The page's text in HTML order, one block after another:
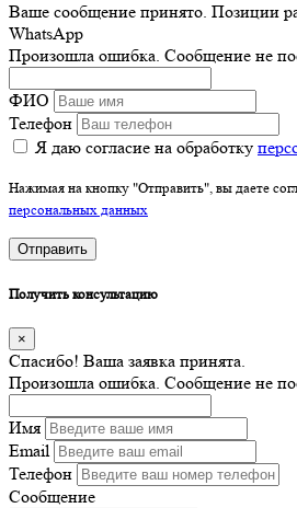
Ваше сообщение принято. Позиции
WhatsApp
Произошла ошибка. Сообщение не
ФИО
Телефон
Я даю согласие на обработку
Нажимая на кнопку "Отправить", вы даете
персональных данных
Отправить
Получить консультацию
×
Спасибо! Ваша заявка принята.
Произошла ошибка. Сообщение не
Имя
Email
Телефон
Сообщение